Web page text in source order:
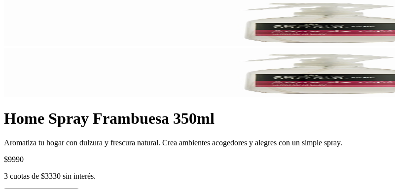
Home Spray Frambuesa 350ml
Aromatiza tu hogar con dulzura y frescura natural. Crea ambientes acogedores y alegres con un simple spray.
$9990
3 cuotas de $3330 sin interés.